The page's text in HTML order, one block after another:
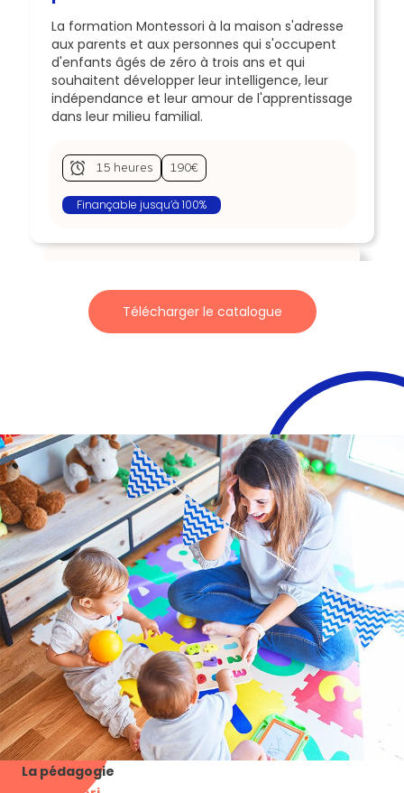
La formation Montessori à la maison s'adresse
aux parents et aux personnes qui s'occupent
d'enfants âgés de zéro à trois ans et qui
souhaitent développer leur intelligence, leur
indépendance et leur amour de l'apprentissage
dans leur milieu familial.
15 heures 190€
Finançable jusqu’à 100%
savoir plus ?
Télécharger le catalogue
La pédagogie